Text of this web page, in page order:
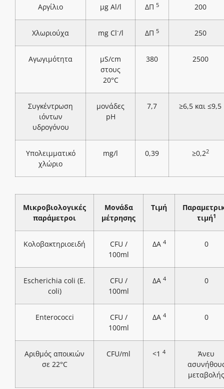
Αργίλιο μg Al/l ΔΠ 5 200
Χλωριούχα mg Cl-/l ΔΠ 5 250
Αγωγιμότητα
μS/cm
στους
20°C
380 2500
Συγκέντρωση
ιόντων
υδρογόνου
μονάδες
pH
7,7 ≥6,5 και ≤9,5
Υπολειμματικό
χλώριο
mg/l 0,39 ≥0,22
Μικροβιολογικές
παράμετροι
Μονάδα
μέτρησης
Τιμή
τιμή1
Κολοβακτηριοειδή
CFU /
100ml
ΔΑ 4 0
Escherichia coli (E.
coli)
CFU /
100ml
ΔΑ 4 0
Enterococci
CFU /
100ml
ΔΑ 4 0
Αριθμός αποικιών
σε 22°C
CFU/ml <1 4
Άνευ
μεταβολής